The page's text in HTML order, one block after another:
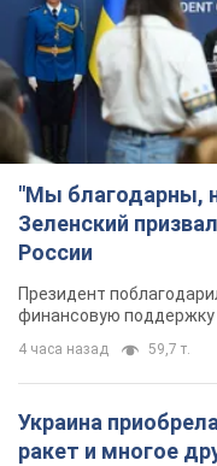
"Мы благодарны,
Зеленский
России
Президент
финансовую поддержку
4 часа назад 59,7 т.
Украина
ракет и многое